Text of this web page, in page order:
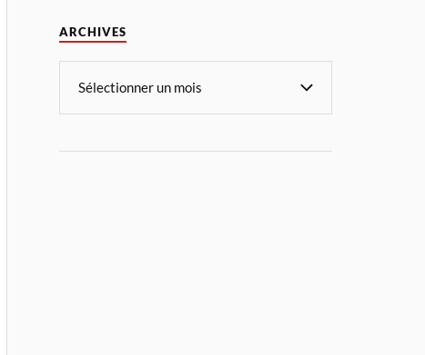
ARCHIVES